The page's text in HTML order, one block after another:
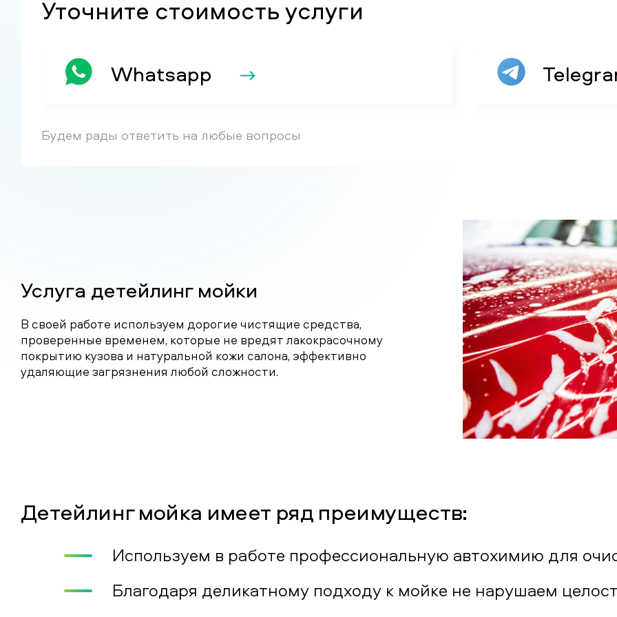
Уточните стоимость услуги
Whatsapp
Будем рады ответить на любые вопросы
Услуга детейлинг мойки
В своей работе используем дорогие чистящие средства,
проверенные временем, которые не вредят лакокрасочному
покрытию кузова и натуральной кожи салона, эффективно
удаляющие загрязнения любой сложности.
Детейлинг мойка имеет ряд преимуществ:
Используем в работе профессиональную автохимию для
Благодаря деликатному подходу к мойке не нарушаем